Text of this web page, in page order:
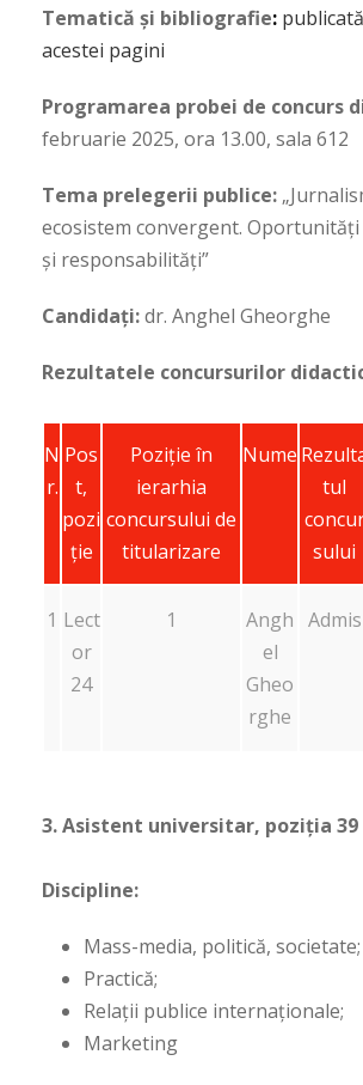
Tematică și bibliografie:
acestei pagini
Programarea probei de concurs
februarie 2025, ora 13.00, sala 612
Tema prelegerii publice: „
ecosistem convergent. Oportunități
și responsabilități”
Candidați:dr. Anghel Gheorghe
Rezultatele concursurilor
N
r.
Pos
t,
pozi
ție
Poziţie în
ierarhia
concursului de
titularizare
Nume
tul
sului
1 Lect
or
24
1
Angh
el
Gheo
rghe
Admis
3. Asistent universitar, poziția 39
Discipline:
Mass-media, politică, societate;
Practică;
Relații publice internaționale;
Marketing